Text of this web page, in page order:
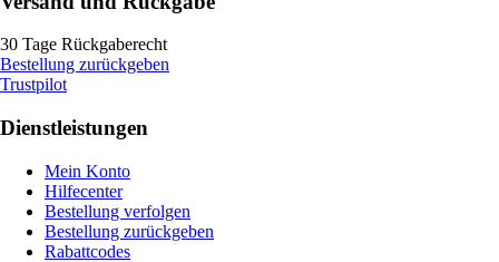
30 Tage Rückgaberecht
Bestellung zurückgeben
Trustpilot
Dienstleistungen
Mein Konto
Hilfecenter
Bestellung verfolgen
Bestellung zurückgeben
Rabattcodes